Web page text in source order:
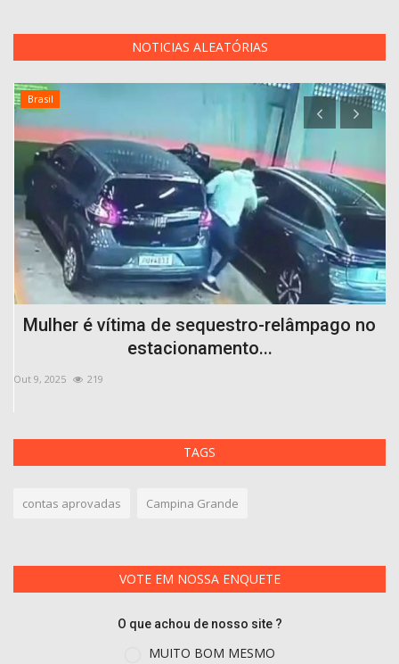
NOTICIAS ALEATÓRIAS
Brasil
Mulher é vítima de sequestro-relâmpago no
estacionamento...
Out 9, 2025 219
TAGS
contas aprovadas Campina Grande
VOTE EM NOSSA ENQUETE
O que achou de nosso site ?
MUITO BOM MESMO